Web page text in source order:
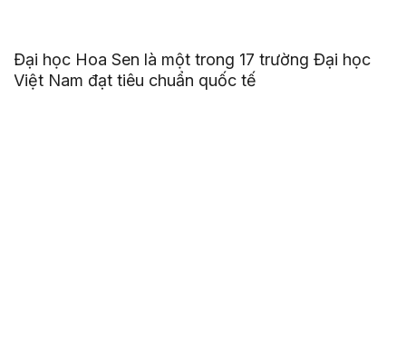
Đại học Hoa Sen là một trong 17 trường Đại học
Việt Nam đạt tiêu chuẩn quốc tế